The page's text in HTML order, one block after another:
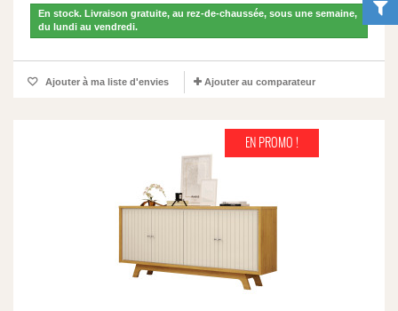
En stock. Livraison gratuite, au rez-de-chaussée, sous une semaine,
du lundi au vendredi.
Ajouter à ma liste d'envies Ajouter au comparateur
EN PROMO !